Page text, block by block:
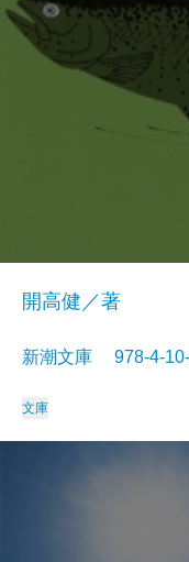
開高健／著
新潮文庫 978-4-
文庫